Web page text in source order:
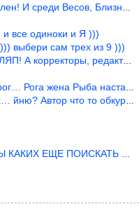
Весов, Близнецов встреч
все одиноки и Я )))
выбери сам трех из 9 )))
редакторы пропус
Рога жена Рыба наставила ))
Автор что то обкурился?
ЕЩЕ ПОИСКАТЬ НАДО